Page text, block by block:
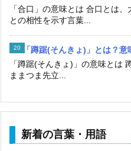
「合口」の意味とは 合口とは
との相性を示す言葉...
「蹲踞(そんきょ)」とは？
「蹲踞(そんきょ)」の意味とは
ままつま先立...
新着の言葉・用語